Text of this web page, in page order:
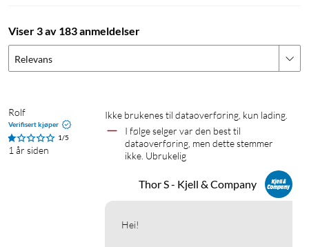
Viser 3 av 183 anmeldelser
Relevans
Rolf
Verifisert kjøper
1/5
1 år siden
Ikke brukenes til dataoverføring, kun lading.
I følge selger var den best til
dataoverføring, men dette stemmer
ikke. Ubrukelig
Thor S - Kjell & Company
Hei!